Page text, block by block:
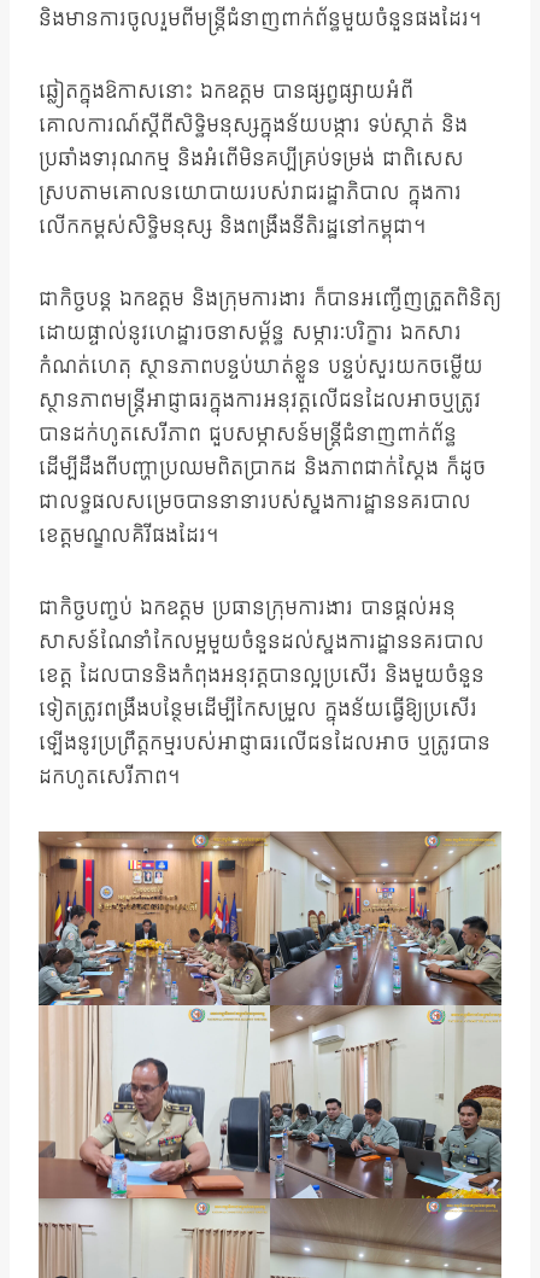
និងមានការចូលរួមពីមន្រ្តីជំនាញពាក់ព័ន្ធមួយចំនួនផងដែរ។
ឆ្លៀតក្នុងឱកាសនោះ ឯកឧត្តម បានផ្សព្វផ្សាយអំពី
គោលការណ៍ស្តីពីសិទ្ធិមនុស្សក្នុងន័យបង្ការ ទប់ស្កាត់ និង
ប្រឆាំងទារុណកម្ម និងអំពើមិនគប្បីគ្រប់ទម្រង់ ជាពិសេស
ស្របតាមគោលនយោបាយរបស់រាជរដ្ឋាភិបាល ក្នុងការ
លើកកម្ពស់សិទ្ធិមនុស្ស និងពង្រឹងនីតិរដ្ឋនៅកម្ពុជា។
ជាកិច្ចបន្ត ឯកឧត្តម និងក្រុមការងារ ក៏បានអញ្ចើញត្រួតពិនិត្យ
ដោយផ្ទាល់នូវហេដ្ឋារចនាសម្ព័ន្ធ សម្ភារៈបរិក្ខារ ឯកសារ
កំណត់ហេតុ ស្ថានភាពបន្ទប់ឃាត់ខ្លួន បន្ទប់សួរយកចម្លើយ
ស្ថានភាពមន្រ្តីអាជ្ញាធរក្នុងការអនុវត្តលើជនដែលអាចឬត្រូវ
បានដក់ហូតសេរីភាព ជួបសម្ភាសន៍មន្រ្តីជំនាញពាក់ព័ន្ធ
ដើម្បីដឹងពីបញ្ហាប្រឈមពិតប្រាកដ និងភាពជាក់ស្តែង ក៏ដូច
ជាលទ្ធផលសម្រេចបាននានារបស់ស្នងការដ្ឋាននគរបាល
ខេត្តមណ្ឌលគិរីផងដែរ។
ជាកិច្ចបញ្ចប់ ឯកឧត្តម ប្រធានក្រុមការងារ បានផ្ដល់អនុ
សាសន៍ណែនាំកែលម្អមួយចំនួនដល់ស្នងការដ្ឋាននគរបាល
ខេត្ត ដែលបាននិងកំពុងអនុវត្តបានល្អប្រសើរ និងមួយចំនួន
ទៀតត្រូវពង្រឹងបន្ថែមដើម្បីកែសម្រួល ក្នុងន័យធ្វើឱ្យប្រសើរ
ឡើងនូវប្រព្រឹត្តកម្មរបស់អាជ្ញាធរលើជនដែលអាច ឬត្រូវបាន
ដកហូតសេរីភាព។